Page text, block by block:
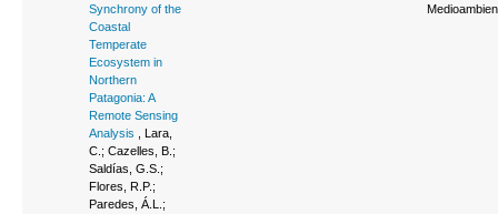
Synchrony of the
Coastal
Temperate
Ecosystem in
Northern
Patagonia: A
Remote Sensing
Analysis , Lara,
C.; Cazelles, B.;
Saldías, G.S.;
Flores, R.P.;
Paredes, Á.L.;